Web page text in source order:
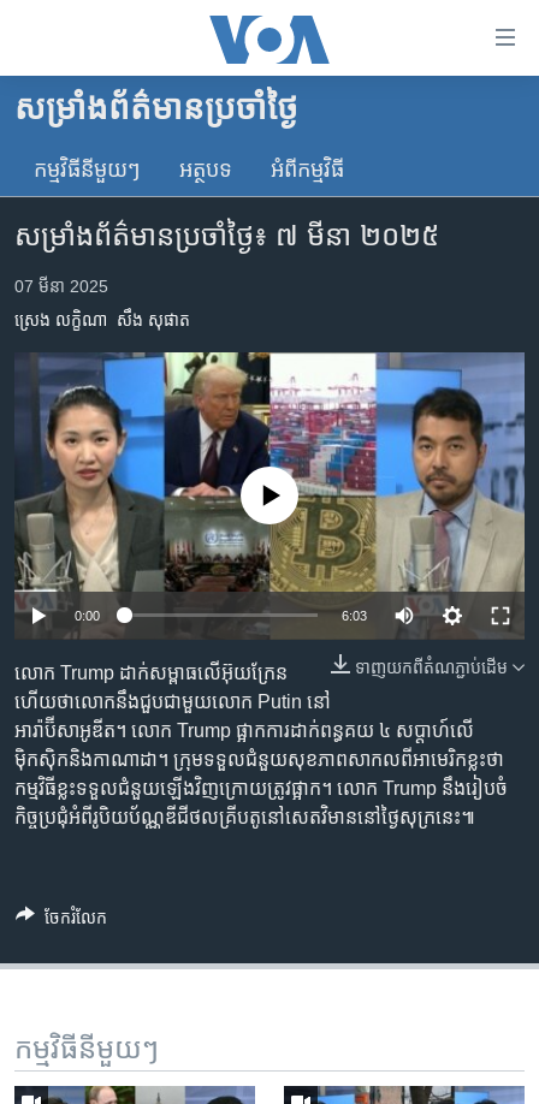
គេហទំព័រ​
ទាក់ទង
និង​
ចូល​
ទំព័រ​
ព័ត៌មាន​​
ទំព័រ​
រចនា
សម្ព័ន្ធ​
រំលង​
ទៅ​
កាន់​
ទំព័រ​
ស្វែង​
រក
កម្ពុជា
អន្តរជាតិ
ហេឡូវីអូអេ
ព្រឹត្តិការណ៍ព័ត៌មាន
ទូរទស្សន៍ / វីដេអូ​
វិទ្យុ / ផតខាសថ៍
កម្មវិធីទាំងអស់
Khmer English
បណ្តាញ​សង្គម
ភាសា
សម្រាំងព័ត៌មានប្រចាំថ្ងៃ
កម្មវិធី​នីមួយៗ អត្ថបទ​ អំពី​កម្មវិធី​
សម្រាំងព័ត៌មានប្រចាំថ្ងៃ៖ ៧ មីនា ២០២៥
07 មីនា 2025
ស្រេង លក្ខិណា
សឹង សុផាត
Auto 240p 360p 480p
720p 1080p
No media source currently available
0:00 6:03
240p
480p
720p
1080p
ទាញ​យក​ពី​តំណភ្ជាប់​ដើម
លោក Trump ដាក់​សម្ពាធ​លើ​អ៊ុយក្រែន
ហើយ​ថា​​លោក​នឹង​ជួប​​ជាមួយ​លោក​ Putin នៅ​
អារ៉ាប៊ីសាអូឌីត។ លោក Trump ផ្អាក​ការ​ដាក់​ពន្ធគយ ៤ សប្ដាហ៍​លើ​
ម៉ិកស៊ិក​និង​កាណាដា។ ក្រុម​ទទួល​ជំនួយ​សុខភាព​សាកល​​​ពី​​អាមេរិក​​ខ្លះ​ថា​
កម្មវិធី​ខ្លះ​​ទទួល​​ជំនួយ​ឡើង​វិញ​ក្រោយ​ត្រូវ​ផ្អាក។ លោក Trump នឹង​រៀបចំ​
កិច្ច​ប្រជុំ​អំពី​រូបិយប័ណ្ណ​ឌីជីថល​គ្រីបតូ​នៅ​សេតវិមាន​នៅ​ថ្ងៃ​សុក្រ​នេះ៕
ចែករំលែក
កម្មវិធី​នីមួយៗ